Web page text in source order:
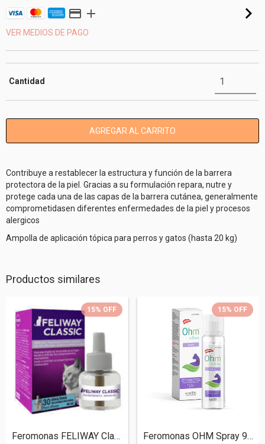
VER MEDIOS DE PAGO
Cantidad
Contribuye a restablecer la estructura y función de la barrera
protectora de la piel. Gracias a su formulación repara, nutre y
protege cada una de las capas de la barrera cutánea, generalmente
comprometidasen diferentes enfermedades de la piel y procesos
alergicos
Ampolla de aplicación tópica para perros y gatos (hasta 20 kg)
Productos similares
15% OFF
Feromonas FELIWAY Classic Repuesto 48ml
15% OFF
Feromonas OHM Spray 90ml Laboratorio Hol...